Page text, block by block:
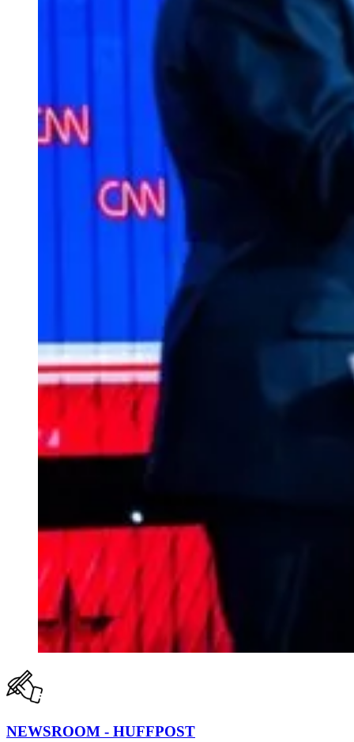
NEWSROOM - HUFFPOST